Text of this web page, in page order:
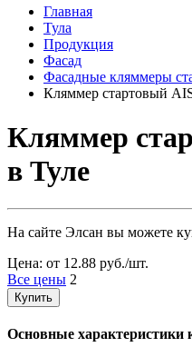
Главная
Тула
Продукция
Фасад
Фасадные кляммеры
Кляммер стартовый
Кляммер
в Туле
На сайте Элсан вы можете
Цена: от 12.88 руб./шт.
Все цены 2
Купить
Основные характеристики